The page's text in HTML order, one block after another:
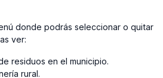
donde podrás seleccionar o quitar
ver:
residuos en el municipio.
rural.